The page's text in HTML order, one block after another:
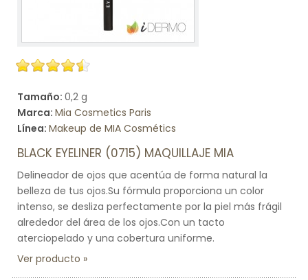
Tamaño: 0,2 g
Marca: Mia Cosmetics Paris
Línea: Makeup de MIA Cosmétics
BLACK EYELINER (0715) MAQUILLAJE MIA
Delineador de ojos que acentúa de forma natural la
belleza de tus ojos.Su fórmula proporciona un color
intenso, se desliza perfectamente por la piel más frágil
alrededor del área de los ojos.Con un tacto
aterciopelado y una cobertura uniforme.
Ver producto